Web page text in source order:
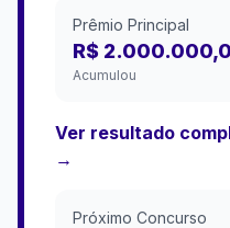
Prêmio Principal
R$
Acumulou
Ver resultado
→
Próximo Concurso